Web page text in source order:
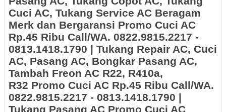
Cuci AC, Tukang Service AC Beragam
Merk dan Bergaransi Promo Cuci AC
Rp.45 Ribu Call/WA. 0822.9815.2217 -
0813.1418.1790 | Tukang Repair AC, Cuci
AC, Pasang AC, Bongkar Pasang AC,
Tambah Freon AC R22, R410a,
R32 Promo Cuci AC Rp.45 Ribu Call/WA.
0822.9815.2217 - 0813.1418.1790 |
Tukang Pasang AC Promo Cuci AC